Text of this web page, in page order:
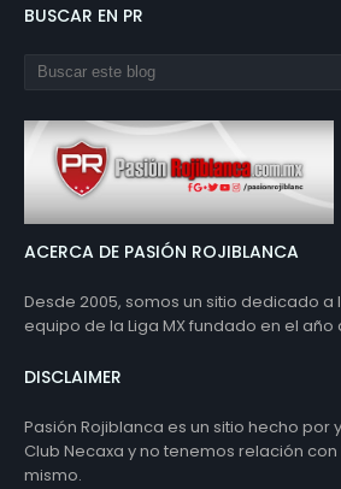
BUSCAR EN PR
ACERCA DE PASIÓN ROJIBLANCA
Desde 2005, somos un sitio dedicado a
equipo de la Liga MX fundado en el año
DISCLAIMER
Pasión Rojiblanca es un sitio hecho por
Club Necaxa y no tenemos relación
mismo.